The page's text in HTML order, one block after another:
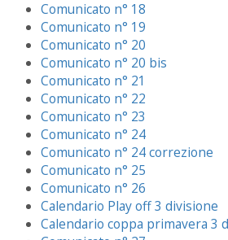
Comunicato n° 18
Comunicato n° 19
Comunicato n° 20
Comunicato n° 20 bis
Comunicato n° 21
Comunicato n° 22
Comunicato n° 23
Comunicato n° 24
Comunicato n° 24 correzione
Comunicato n° 25
Comunicato n° 26
Calendario Play off 3 divisione
Calendario coppa primavera 3